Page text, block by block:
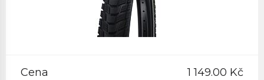
Cena 1 149.00 Kč